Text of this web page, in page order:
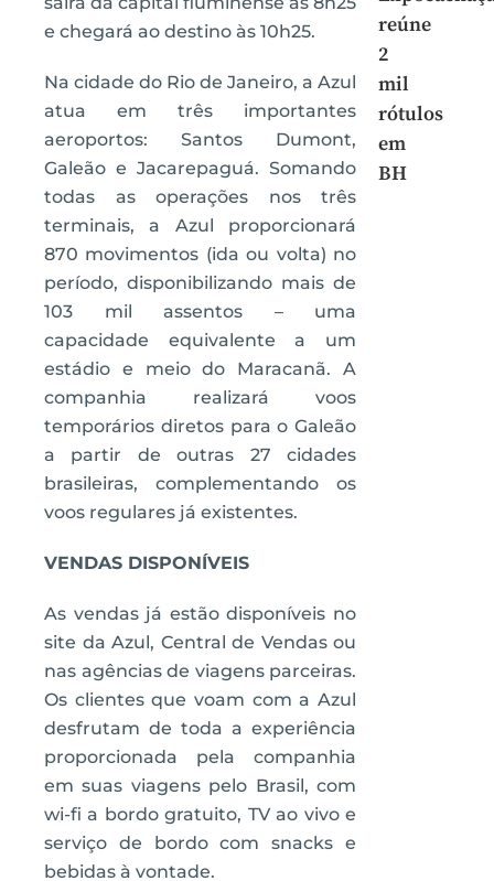
e chegará ao destino às 10h25.
Na cidade do Rio de Janeiro, a Azul
atua em três importantes
aeroportos: Santos Dumont,
Galeão e Jacarepaguá. Somando
todas as operações nos três
terminais, a Azul proporcionará
870 movimentos (ida ou volta) no
período, disponibilizando mais de
103 mil assentos – uma
capacidade equivalente a um
estádio e meio do Maracanã. A
companhia realizará voos
temporários diretos para o Galeão
a partir de outras 27 cidades
brasileiras, complementando os
voos regulares já existentes.
VENDAS DISPONÍVEIS
As vendas já estão disponíveis no
site da Azul, Central de Vendas ou
nas agências de viagens parceiras.
Os clientes que voam com a Azul
desfrutam de toda a experiência
proporcionada pela companhia
em suas viagens pelo Brasil, com
wi-fi a bordo gratuito, TV ao vivo e
serviço de bordo com snacks e
bebidas à vontade.
reúne
2
mil
rótulos
em
BH